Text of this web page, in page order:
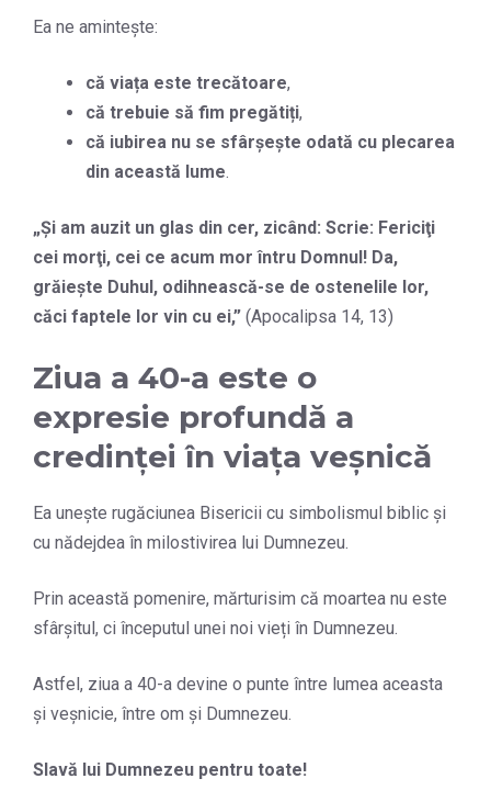
Ea ne amintește:
că viața este trecătoare,
că trebuie să fim pregătiți,
că iubirea nu se sfârșește odată cu plecarea
din această lume
„Şi am auzit un glas din cer, zicând: Scrie: Fericiţi
cei morţi, cei ce acum mor întru Domnul! Da,
grăieşte Duhul, odihnească-se de ostenelile lor,
căci faptele lor vin cu ei,” (Apocalipsa 14, 13)
Ziua a 40-a este o
expresie profundă a
credinței în viața veșnică
Ea unește rugăciunea Bisericii cu simbolismul biblic și
cu nădejdea în milostivirea lui Dumnezeu.
Prin această pomenire, mărturisim că moartea nu este
sfârșitul, ci începutul unei noi vieți în Dumnezeu.
Astfel, ziua a 40-a devine o punte între lumea aceasta
și veșnicie, între om și Dumnezeu.
Slavă lui Dumnezeu pentru toate!